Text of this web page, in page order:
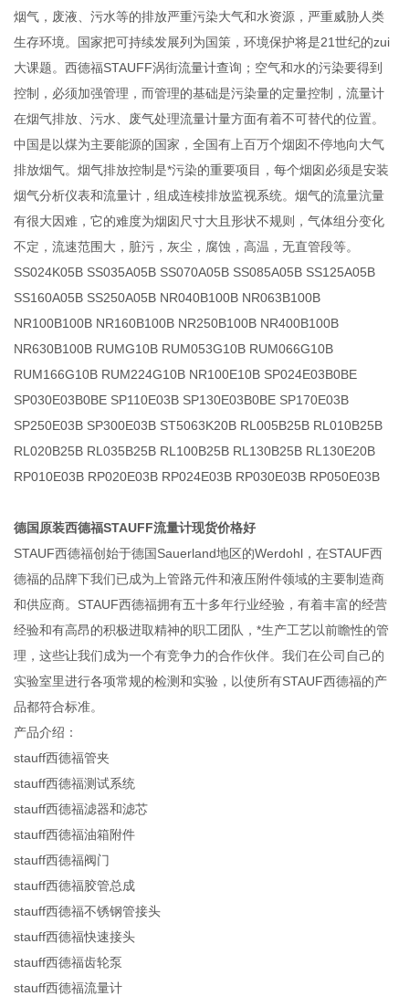
烟气，废液、污水等的排放严重污染大气和水资源，严重威胁人类
生存环境。国家把可持续发展列为国策，环境保护将是21世纪的zui
大课题。西德福STAUFF涡街流量计查询；空气和水的污染要得到
控制，必须加强管理，而管理的基础是污染量的定量控制，流量计
在烟气排放、污水、废气处理流量计量方面有着不可替代的位置。
中国是以煤为主要能源的国家，全国有上百万个烟囱不停地向大气
排放烟气。烟气排放控制是*污染的重要项目，每个烟囱必须是安装
烟气分析仪表和流量计，组成连椟排放监视系统。烟气的流量沆量
有很大因难，它的难度为烟囱尺寸大且形状不规则，气体组分变化
不定，流速范围大，脏污，灰尘，腐蚀，高温，无直管段等。
SS024K05B SS035A05B SS070A05B SS085A05B SS125A05B
SS160A05B SS250A05B NR040B100B NR063B100B
NR100B100B NR160B100B NR250B100B NR400B100B
NR630B100B RUMG10B RUM053G10B RUM066G10B
RUM166G10B RUM224G10B NR100E10B SP024E03B0BE
SP030E03B0BE SP110E03B SP130E03B0BE SP170E03B
SP250E03B SP300E03B ST5063K20B RL005B25B RL010B25B
RL020B25B RL035B25B RL100B25B RL130B25B RL130E20B
RP010E03B RP020E03B RP024E03B RP030E03B RP050E03B
德国原装西德福STAUFF流量计现货价格好
STAUF西德福创始于德国Sauerland地区的Werdohl，在STAUF西
德福的品牌下我们已成为上管路元件和液压附件领域的主要制造商
和供应商。STAUF西德福拥有五十多年行业经验，有着丰富的经营
经验和有高昂的积极进取精神的职工团队，*生产工艺以前瞻性的管
理，这些让我们成为一个有竞争力的合作伙伴。我们在公司自己的
实验室里进行各项常规的检测和实验，以使所有STAUF西德福的产
品都符合标准。
产品介绍：
stauff西德福管夹
stauff西德福测试系统
stauff西德福滤器和滤芯
stauff西德福油箱附件
stauff西德福阀门
stauff西德福胶管总成
stauff西德福不锈钢管接头
stauff西德福快速接头
stauff西德福齿轮泵
stauff西德福流量计